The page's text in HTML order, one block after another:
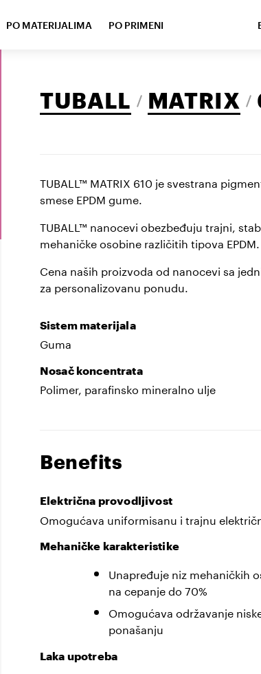
PO MATERIJALIMA PO PRIMENI
TUBALL MATRIX
TUBALL™ MATRIX 610 je svestrana
smese EPDM gume.
TUBALL™ nanocevi obezbeđuju trajni,
mehaničke osobine različitih tipova EPDM.
Cena naših proizvoda od nanocevi sa
za personalizovanu ponudu.
Sistem materijala
Guma
Nosač koncentrata
Polimer, parafinsko mineralno ulje
Benefits
Električna provodljivost
Omogućava uniformisanu i trajnu
Mehaničke karakteristike
Unapređuje niz mehaničkih
na cepanje do 70%
Omogućava održavanje
ponašanju
Laka upotreba